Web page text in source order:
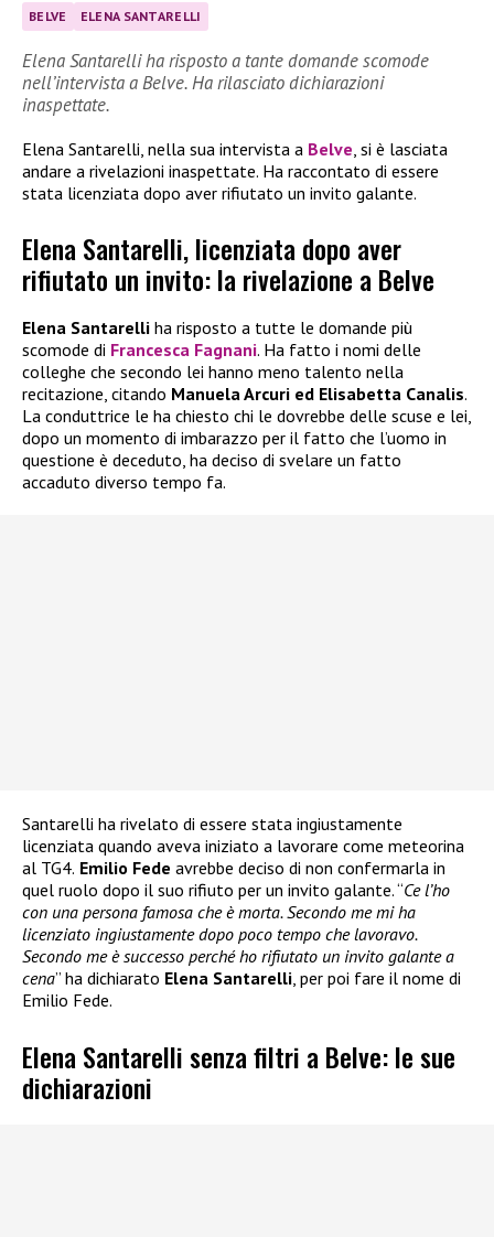
BELVE ELENA SANTARELLI
Elena Santarelli ha risposto a tante domande scomode
nell’intervista a Belve. Ha rilasciato dichiarazioni
inaspettate.
Elena Santarelli, nella sua intervista a Belve , si è lasciata
andare a rivelazioni inaspettate. Ha raccontato di essere
stata licenziata dopo aver rifiutato un invito galante.
Elena Santarelli, licenziata dopo aver
rifiutato un invito: la rivelazione a Belve
Elena Santarelli ha risposto a tutte le domande più
scomode di Francesca Fagnani. Ha fatto i nomi delle
colleghe che secondo lei hanno meno talento nella
recitazione, citando Manuela Arcuri ed Elisabetta Canalis.
La conduttrice le ha chiesto chi le dovrebbe delle scuse e lei,
dopo un momento di imbarazzo per il fatto che l’uomo in
questione è deceduto, ha deciso di svelare un fatto
accaduto diverso tempo fa.
Santarelli ha rivelato di essere stata ingiustamente
licenziata quando aveva iniziato a lavorare come meteorina
al TG4. Emilio Fede avrebbe deciso di non confermarla in
quel ruolo dopo il suo rifiuto per un invito galante. “Ce l’ho
con una persona famosa che è morta. Secondo me mi ha
licenziato ingiustamente dopo poco tempo che lavoravo.
Secondo me è successo perché ho rifiutato un invito galante a
cena” ha dichiarato Elena Santarelli, per poi fare il nome di
Emilio Fede.
Elena Santarelli senza filtri a Belve: le sue
dichiarazioni